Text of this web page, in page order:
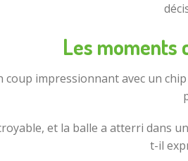
Les moments
impressionnant avec un
et la balle a atterri dans
t-il